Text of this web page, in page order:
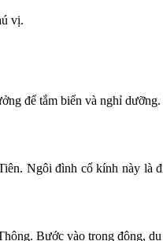
vị.
để tắm biển và nghỉ
Ngôi đình cổ kính này là
Bước vào trong động,